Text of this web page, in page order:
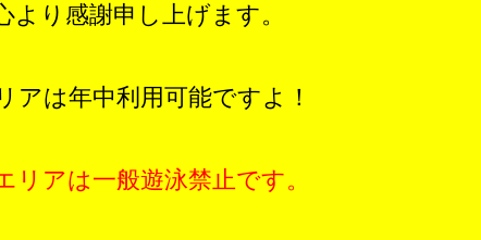
より感謝申し上げます。
アは年中利用可能ですよ！
アは一般遊泳禁止です。